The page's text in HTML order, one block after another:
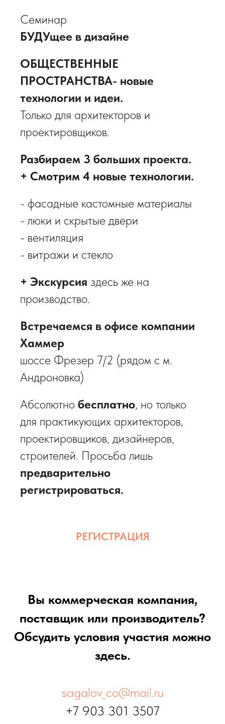
Семинар
БУДУщее в дизайне
ОБЩЕСТВЕННЫЕ
ПРОСТРАНСТВА- новые
технологии и идеи.
Только для архитекторов и
проектировщиков.
Разбираем 3 больших проекта.
+ Смотрим 4 новые технологии.
- фасадные кастомные материалы
- люки и скрытые двери
- вентиляция
- витражи и стекло
+ Экскурсия здесь же на
производство.
Встречаемся в офисе компании
Хаммер
шоссе Фрезер 7/2 (рядом с м.
Андроновка)
Абсолютно бесплатно, но только
для практикующих архитекторов,
проектировщиков, дизайнеров,
строителей. Просьба лишь
предварительно
регистрироваться.
РЕГИСТРАЦИЯ
Вы коммерческая компания,
поставщик или производитель?
Обсудить условия участия можно
здесь.
sagalov_co@mail.ru
+7 903 301 3507